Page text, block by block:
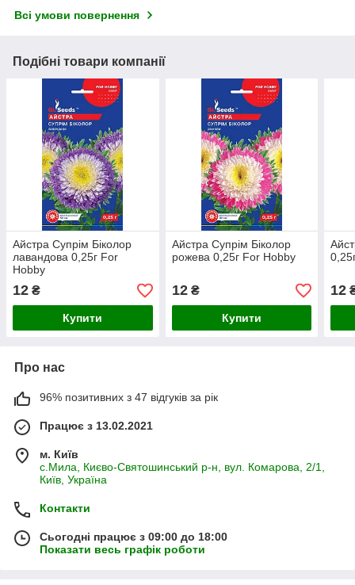
Всі умови повернення
Подібні товари компанії
Айстра Супрім Біколор
лавандова 0,25г For
Hobby
12 ₴
Купити
Айстра Супрім Біколор
рожева 0,25г For Hobby
12₴
Купити
12
Про нас
96% позитивних з 47 відгуків за рік
Працює з 13.02.2021
м. Київ
с.Мила, Києво-Святошинський р-н, вул. Комарова, 2/1,
Київ, Україна
Контакти
Сьогодні працює з 09:00 до 18:00
Показати весь графік роботи